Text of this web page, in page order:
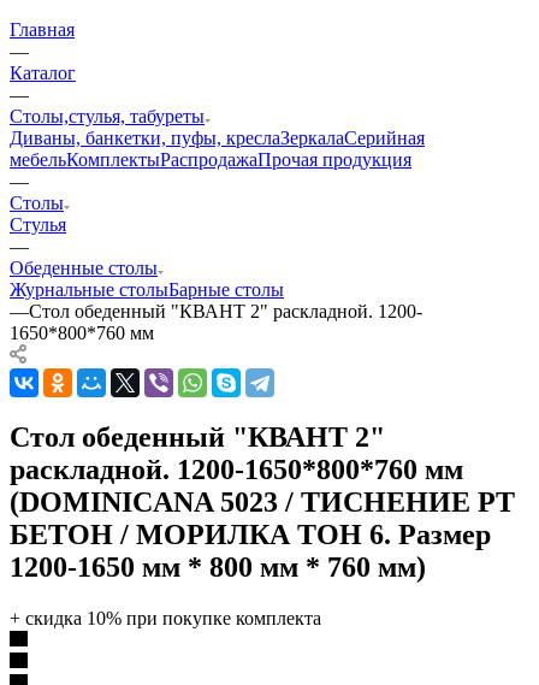
Главная
—
Каталог
—
Столы,стулья, табуреты
Диваны, банкетки, пуфы, креслаЗеркалаСерийная
мебельКомплектыРаспродажаПрочая продукция
—
Столы
Стулья
—
Обеденные столы
Журнальные столыБарные столы
—Стол обеденный "КВАНТ 2" раскладной. 1200-
1650*800*760 мм
Стол обеденный "КВАНТ 2"
раскладной. 1200-1650*800*760 мм
(DOMINICANA 5023 / ТИСНЕНИЕ PT
БЕТОН / МОРИЛКА ТОН 6. Размер
1200-1650 мм * 800 мм * 760 мм)
+ скидка 10% при покупке комплекта